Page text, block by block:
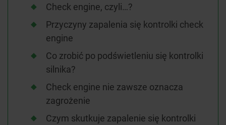
Check engine, czyli…?
Przyczyny zapalenia się kontrolki check
engine
Co zrobić po podświetleniu się kontrolki
silnika?
Check engine nie zawsze oznacza
zagrożenie
Czym skutkuje zapalenie się kontrolki